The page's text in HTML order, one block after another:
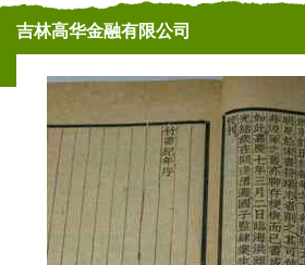
吉林高华金融有限公司